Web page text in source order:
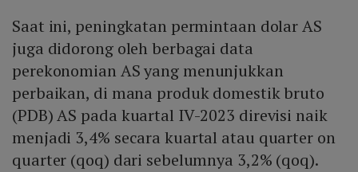
Saat ini, peningkatan permintaan dolar AS
juga didorong oleh berbagai data
perekonomian AS yang menunjukkan
perbaikan, di mana produk domestik bruto
(PDB) AS pada kuartal IV-2023 direvisi naik
menjadi 3,4% secara kuartal atau quarter on
quarter (qoq) dari sebelumnya 3,2% (qoq).